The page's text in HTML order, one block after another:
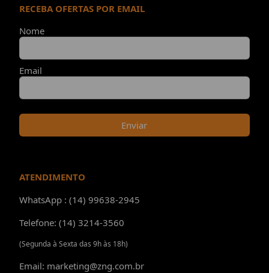
RECEBA OFERTAS POR EMAIL
Nome
Email
Enviar
ATENDIMENTO
WhatsApp : (14) 99638-2945
Telefone: (14) 3214-3560
(Segunda à Sexta das 9h às 18h)
Email: marketing@zng.com.br